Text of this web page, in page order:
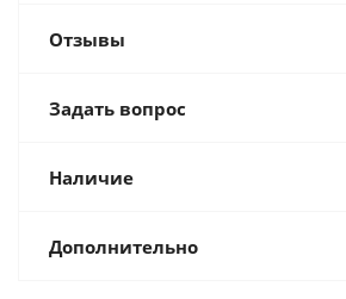
Отзывы
Задать вопрос
Наличие
Дополнительно